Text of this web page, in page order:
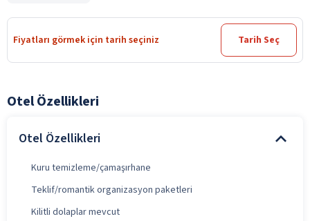
Fiyatları görmek için tarih seçiniz Tarih Seç
Otel Özellikleri
Otel Özellikleri
Kuru temizleme/çamaşırhane
Teklif/romantik organizasyon paketleri
Kilitli dolaplar mevcut